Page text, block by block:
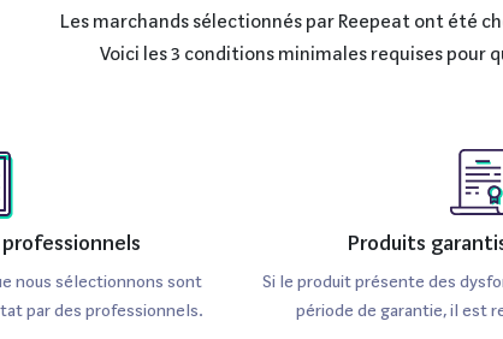
Les marchands sélectionnés par Reepeat ont été
Voici les 3 conditions minimales requises pour
nous sélectionnons sont
par des professionnels.
Produits
Si le produit présente des
période de garantie, il est